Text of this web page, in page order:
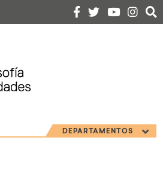
DEPARTAMENTOS